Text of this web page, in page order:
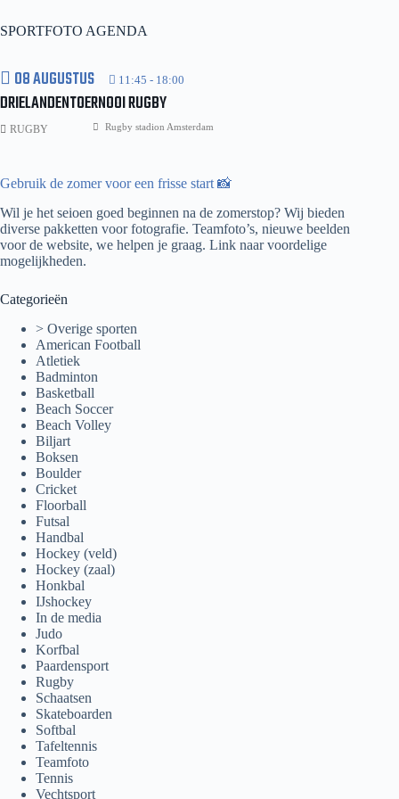
Celeritas
SPORTFOTO AGENDA
08 AUGUSTUS 11:45 - 18:00
DRIELANDENTOERNOOI RUGBY
Rugby stadion Amsterdam
RUGBY
Gebruik de zomer voor een frisse start 📸
Wil je het seioen goed beginnen na de zomerstop? Wij bieden
diverse pakketten voor fotografie. Teamfoto’s, nieuwe beelden
voor de website, we helpen je graag. Link naar voordelige
mogelijkheden.
Categorieën
> Overige sporten
American Football
Atletiek
Badminton
Basketball
Beach Soccer
Beach Volley
Biljart
Boksen
Boulder
Cricket
Floorball
Futsal
Handbal
Hockey (veld)
Hockey (zaal)
Honkbal
IJshockey
In de media
Judo
Korfbal
Paardensport
Rugby
Schaatsen
Skateboarden
Softbal
Tafeltennis
Teamfoto
Tennis
Vechtsport